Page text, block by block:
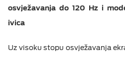
osvježavanja do 120 Hz i
ivica
Uz visoku stopu osvježavanja